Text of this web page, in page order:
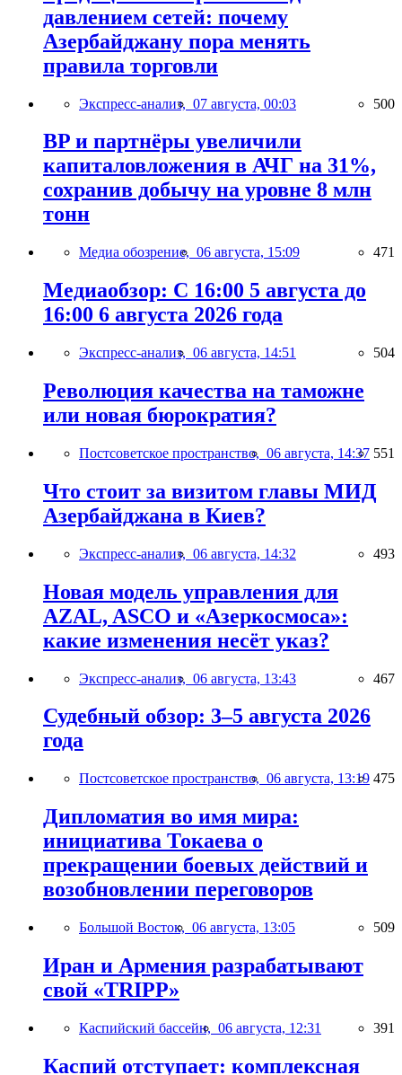
давлением сетей: почему
Азербайджану пора менять
правила торговли
Экспресс-анализ, 07 августа, 00:03 500
BP и партнёры увеличили
капиталовложения в АЧГ на 31%,
сохранив добычу на уровне 8 млн
тонн
Медиа обозрение, 06 августа, 15:09 471
Медиаобзор: С 16:00 5 августа до
16:00 6 августа 2026 года
Экспресс-анализ, 06 августа, 14:51 504
Революция качества на таможне
или новая бюрократия?
Постсоветское пространство, 06 августа, 14:37 551
Что стоит за визитом главы МИД
Азербайджана в Киев?
Экспресс-анализ, 06 августа, 14:32 493
Новая модель управления для
AZAL, ASCO и «Азеркосмоса»:
какие изменения несёт указ?
Экспресс-анализ, 06 августа, 13:43 467
Судебный обзор: 3–5 августа 2026
года
Постсоветское пространство, 06 августа, 13:19 475
Дипломатия во имя мира:
инициатива Токаева о
прекращении боевых действий и
возобновлении переговоров
Большой Восток, 06 августа, 13:05 509
Иран и Армения разрабатывают
свой «TRIPP»
Каспийский бассейн, 06 августа, 12:31 391
Каспий отступает: комплексная